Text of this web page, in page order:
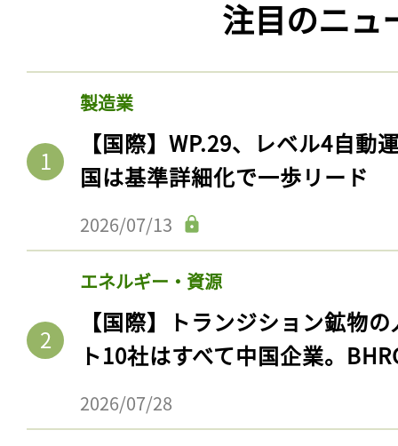
注目のニュ
製造業
【国際】WP.29、レベル4自動
国は基準詳細化で一歩リード
2026/07/13
エネルギー・資源
【国際】トランジション鉱物
ト10社はすべて中国企業。
2026/07/28